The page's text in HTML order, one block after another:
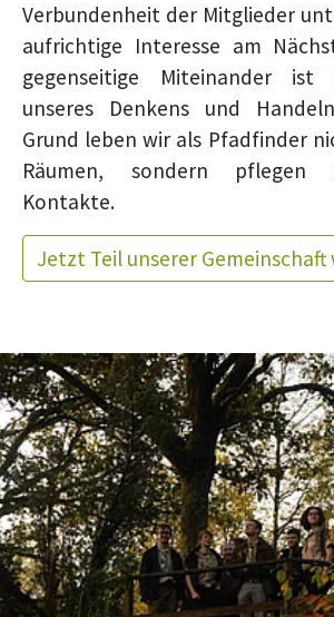
Verbundenheit der Mitglieder
aufrichtige Interesse am
gegenseitige Miteinander
unseres Denkens und
Grund leben wir als Pfadfinder
Räumen, sondern pflegen
Kontakte.
Jetzt Teil unserer Gemeinschaft